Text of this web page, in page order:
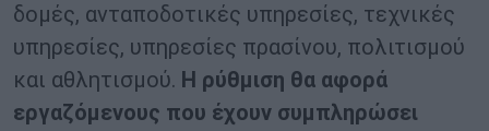
δομές, ανταποδοτικές υπηρεσίες, τεχνικές
υπηρεσίες, υπηρεσίες πρασίνου, πολιτισμού
και αθλητισμού. Η ρύθμιση θα αφορά
εργαζόμενους που έχουν συμπληρώσει